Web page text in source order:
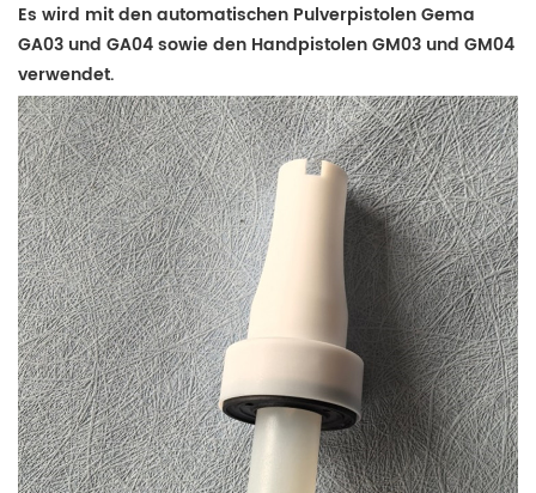
Es wird mit den automatischen Pulverpistolen Gema
GA03 und GA04 sowie den Handpistolen GM03 und GM04
verwendet.